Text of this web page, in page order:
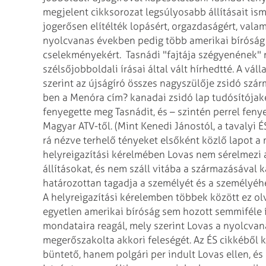
megjelent cikksorozat legsúlyosabb állításait
jogerősen elítélték lopásért, orgazdaságért,
nyolcvanas években pedig több amerikai
cselekményekért. Tasnádi "fajtája szégyenének"
szélsőjobboldali írásai által vált hírhedtté. A
szerint az újságíró összes nagyszülője zsidó
ben a Menóra cím? kanadai zsidó lap
fenyegette meg Tasnádit, és – szintén perrel
Magyar ATV-től. (Mint Kenedi Jánostól, a tavalyi
rá nézve terhelő tényeket elsőként közlő lapot a
helyreigazítási kérelmében Lovas nem
állításokat, és nem száll vitába a származásával
határozottan tagadja a személyét és a
A helyreigazítási kérelemben többek között ez
egyetlen amerikai bíróság sem hozott
mondataira reagál, mely szerint Lovas a
megerőszakolta akkori feleségét. Az ÉS
büntető, hanem polgári per indult Lovas ellen,